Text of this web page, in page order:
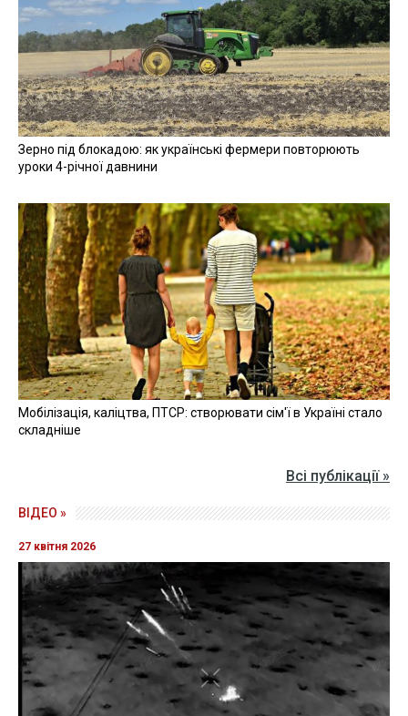
Зерно під блокадою: як українські фермери повторюють
уроки 4-річної давнини
Мобілізація, каліцтва, ПТСР: створювати сім'ї в Україні стало
складніше
Всі публікації »
ВІДЕО »
27 квітня 2026